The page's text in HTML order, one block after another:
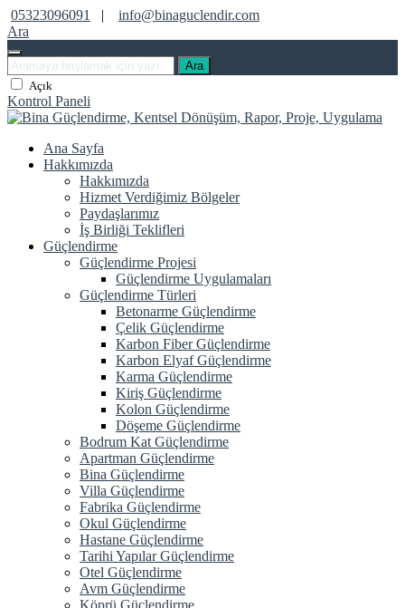
05323096091 |
info@binaguclendir.com
Ara
Ara
Açık
Kontrol Paneli
Ana Sayfa
Hakkımızda
Hakkımızda
Hizmet Verdiğimiz Bölgeler
Paydaşlarımız
İş Birliği Teklifleri
Güçlendirme
Güçlendirme Projesi
Güçlendirme Uygulamaları
Güçlendirme Türleri
Betonarme Güçlendirme
Çelik Güçlendirme
Karbon Fiber Güçlendirme
Karbon Elyaf Güçlendirme
Karma Güçlendirme
Kiriş Güçlendirme
Kolon Güçlendirme
Döşeme Güçlendirme
Bodrum Kat Güçlendirme
Apartman Güçlendirme
Bina Güçlendirme
Villa Güçlendirme
Fabrika Güçlendirme
Okul Güçlendirme
Hastane Güçlendirme
Tarihi Yapılar Güçlendirme
Otel Güçlendirme
Avm Güçlendirme
Köprü Güçlendirme